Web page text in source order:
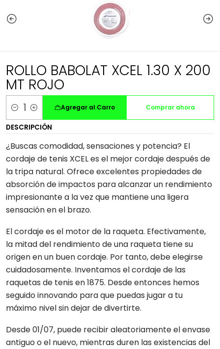
ROLLO BABOLAT XCEL 1.30 X 200
MT ROJO
Cantidad
Agregar al Carro Comprar ahora
DESCRIPCIÓN
¿Buscas comodidad, sensaciones y potencia? El
cordaje de tenis XCEL es el mejor cordaje después de
la tripa natural. Ofrece excelentes propiedades de
absorción de impactos para alcanzar un rendimiento
impresionante a la vez que mantiene una ligera
sensación en el brazo.
El cordaje es el motor de la raqueta. Efectivamente,
la mitad del rendimiento de una raqueta tiene su
origen en un buen cordaje. Por tanto, debe elegirse
cuidadosamente. Inventamos el cordaje de las
raquetas de tenis en 1875. Desde entonces hemos
seguido innovando para que puedas jugar a tu
máximo nivel sin dejar de divertirte.
Desde 01/07, puede recibir aleatoriamente el envase
antiguo o el nuevo, mientras duren las existencias del